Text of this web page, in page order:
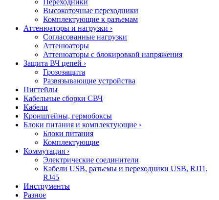
Переходники
Высокоточные переходники
Комплектующие к разъемам
Аттенюаторы и нагрузки ›
Согласованные нагрузки
Аттенюаторы
Аттенюаторы с блокировкой напряжения
Защита ВЧ цепей ›
Грозозащита
Развязывающие устройства
Пигтейлы
Кабельные сборки СВЧ
Кабели
Кронштейны, гермобоксы
Блоки питания и комплектующие ›
Блоки питания
Комплектующие
Коммутация ›
Электрические соединители
Кабели USB, разъемы и переходники USB, RJ11,
RJ45
Инструменты
Разное